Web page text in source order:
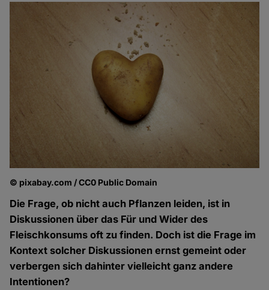
© pixabay.com / CC0 Public Domain
Die Frage, ob nicht auch Pflanzen leiden, ist in
Diskussionen über das Für und Wider des
Fleischkonsums oft zu finden. Doch ist die Frage im
Kontext solcher Diskussionen ernst gemeint oder
verbergen sich dahinter vielleicht ganz andere
Intentionen?